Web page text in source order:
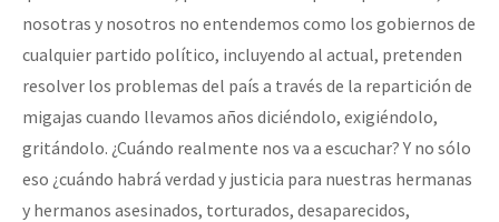
nosotras y nosotros no entendemos como los gobiernos de
cualquier partido político, incluyendo al actual, pretenden
resolver los problemas del país a través de la repartición de
migajas cuando llevamos años diciéndolo, exigiéndolo,
gritándolo. ¿Cuándo realmente nos va a escuchar? Y no sólo
eso ¿cuándo habrá verdad y justicia para nuestras hermanas
y hermanos asesinados, torturados, desaparecidos,